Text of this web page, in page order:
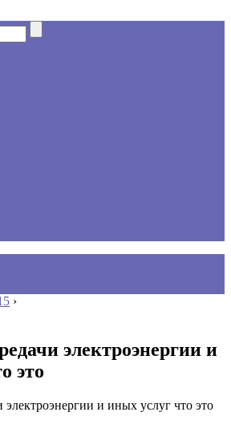
›
электроэнергии и
это